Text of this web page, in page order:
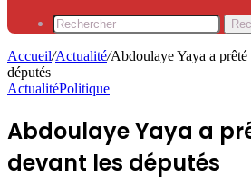
Accueil/Actualité/Abdoulaye Yaya a prêté
députés
ActualitéPolitique
Abdoulaye Yaya a
devant les députés